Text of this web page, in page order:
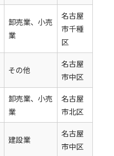
卸売業、小売
業
名古屋
市千種
区
その他
名古屋
市中区
卸売業、小売
業
名古屋
市北区
建設業
名古屋
市中区